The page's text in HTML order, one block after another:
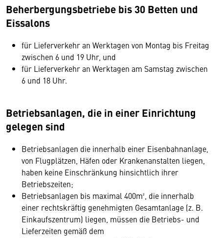
Beherbergungsbetriebe bis 30 Betten und
Eissalons
für Lieferverkehr an Werktagen von Montag bis Freitag
zwischen 6 und 19 Uhr, und
für Lieferverkehr an Werktagen am Samstag zwischen
6 und 18 Uhr.
Betriebsanlagen, die in einer Einrichtung
gelegen sind
Betriebsanlagen die innerhalb einer Eisenbahnanlage,
von Flugplätzen, Häfen oder Krankenanstalten liegen,
haben keine Einschränkung hinsichtlich ihrer
Betriebszeiten;
Betriebsanlagen bis maximal 400m², die innerhalb
einer rechtskräftig genehmigten Gesamtanlage (z. B.
Einkaufszentrum) liegen, müssen die Betriebs- und
Lieferzeiten gemäß dem